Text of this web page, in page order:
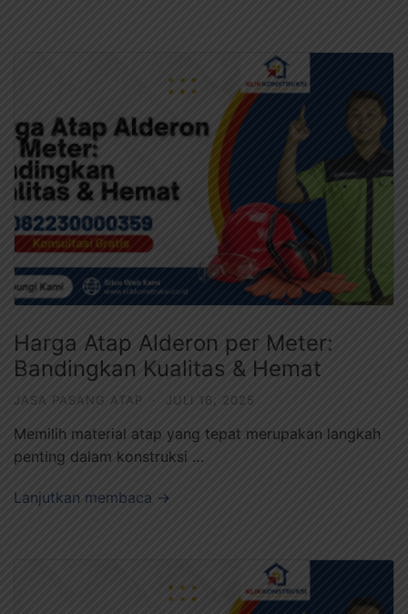
Harga Atap Alderon per Meter:
Bandingkan Kualitas & Hemat
JASA PASANG ATAP · JULI 16, 2025
Memilih material atap yang tepat merupakan langkah
penting dalam konstruksi …
Lanjutkan membaca →